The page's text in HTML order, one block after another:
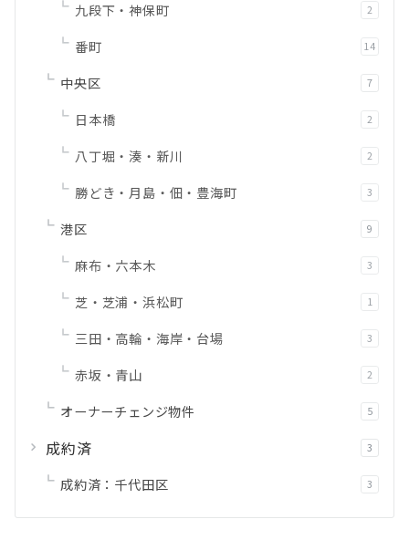
九段下・神保町 2
番町 14
中央区 7
日本橋 2
八丁堀・湊・新川 2
勝どき・月島・佃・豊海町 3
港区 9
麻布・六本木 3
芝・芝浦・浜松町 1
三田・高輪・海岸・台場 3
赤坂・青山 2
オーナーチェンジ物件 5
成約済 3
成約済：千代田区 3